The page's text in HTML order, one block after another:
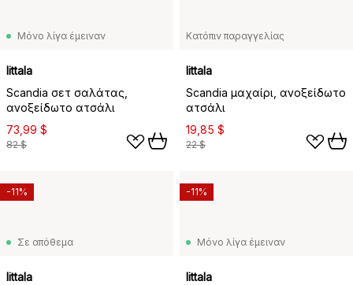
Μόνο λίγα έμειναν
Iittala
Scandia σετ σαλάτας,
ανοξείδωτο ατσάλι
73,99 $
82 $
Κατόπιν παραγγελίας
Iittala
Scandia μαχαίρι, ανοξείδωτο
ατσάλι
19,85 $
22 $
Σε απόθεμα
Iittala
-11%
Μόνο λίγα έμειναν
Iittala
-11%